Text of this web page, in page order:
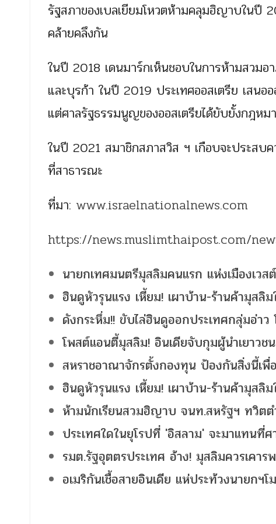
รัฐสภาของเบลเยียมโหวตห้ามคลุมฮิญาบในปี
คล้ายคลึงกัน
ในปี 2018 เดนมาร์กเห็นชอบในการห้ามสว
และบุรก้า ในปี 2019 ประเทศออสเตรีย เสน
แต่ศาลรัฐธรรมนูญของออสเตรียได้ยับยั้งกฎหม
ในปี 2021 สมาชิกสภาสวิส ฯ เกือบจะประสบ
ที่สาธารณะ
ที่มา: www.israelnationalnews.com
https://news.muslimthaipost.com/
นายกเทศมนตรีมุสลิมคนแรก แห่งเมืองเวส
ฮินดูหัวรุนแรง เหี้ยม! เผาบ้าน-ร้านค้ามุสลิม
ดังกระหึ่ม!! ขับไล่ฮินดูออกประเทศกลุ่มอ่าว
โพสต์แอนตี้มุสลิม! อินเดียจับกุมผู้นำเยาวช
สหราชอาณาจักรตั้งกองทุน ป้องกันสิ่งนี้เพื่
ฮินดูหัวรุนแรง เหี้ยม! เผาบ้าน-ร้านค้ามุสลิม
ห้ามนักเรียนสวมฮิญาบ จนท.สหรัฐฯ ทวิตต
ประเทศใดในยุโรปที่ 'อิสลาม' จะมาแทนที่
รมต.รัฐอุตตรประเทศ อ้าง! มุสลิมควรเคาร
อเมริกันเชื้อสายอินเดีย แห่ประท้วงนายกฯโ